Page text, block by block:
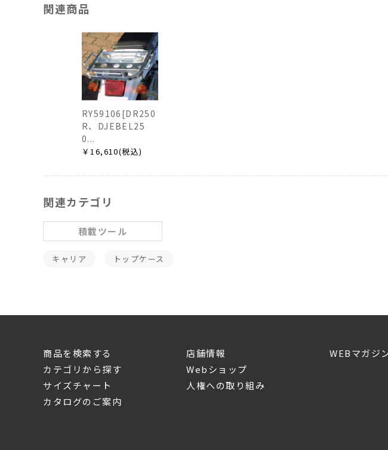
関連商品
RY59106[DR250
R、DJEBEL25
0...
￥16,610(税込)
関連カテゴリ
積載ツール
キャリア トップケース
商品を検索する
カテゴリから探す
サイズチャート
カタログのご案内
店舗情報
Webショップ
人権への取り組み
WEBマガジ